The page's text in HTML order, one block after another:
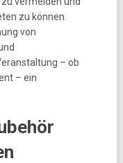
zu können.
von
– ob
– ein